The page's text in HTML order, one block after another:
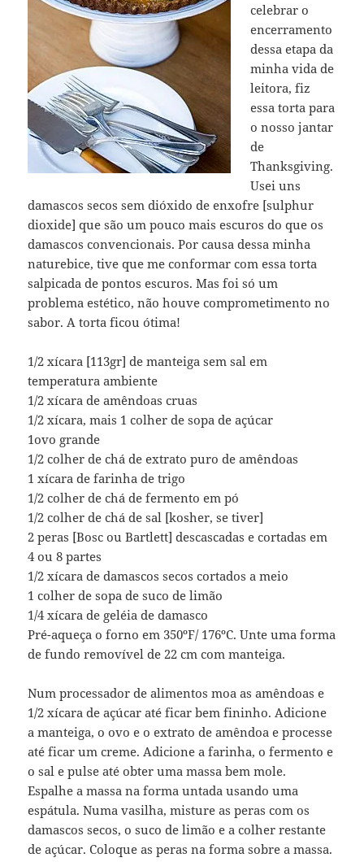
celebrar o
encerramento
dessa etapa da
minha vida de
leitora, fiz
essa torta para
o nosso jantar
de
Thanksgiving.
Usei uns
damascos secos sem dióxido de enxofre [sulphur
dioxide] que são um pouco mais escuros do que os
damascos convencionais. Por causa dessa minha
naturebice, tive que me conformar com essa torta
salpicada de pontos escuros. Mas foi só um
problema estético, não houve comprometimento no
sabor. A torta ficou ótima!
1/2 xícara [113gr] de manteiga sem sal em
temperatura ambiente
1/2 xícara de amêndoas cruas
1/2 xícara, mais 1 colher de sopa de açúcar
1ovo grande
1/2 colher de chá de extrato puro de amêndoas
1 xícara de farinha de trigo
1/2 colher de chá de fermento em pó
1/2 colher de chá de sal [kosher, se tiver]
2 peras [Bosc ou Bartlett] descascadas e cortadas em
4 ou 8 partes
1/2 xícara de damascos secos cortados a meio
1 colher de sopa de suco de limão
1/4 xícara de geléia de damasco
Pré-aqueça o forno em 350ºF/ 176ºC. Unte uma forma
de fundo removível de 22 cm com manteiga.
Num processador de alimentos moa as amêndoas e
1/2 xícara de açúcar até ficar bem fininho. Adicione
a manteiga, o ovo e o extrato de amêndoa e processe
até ficar um creme. Adicione a farinha, o fermento e
o sal e pulse até obter uma massa bem mole.
Espalhe a massa na forma untada usando uma
espátula. Numa vasilha, misture as peras com os
damascos secos, o suco de limão e a colher restante
de açúcar. Coloque as peras na forma sobre a massa.